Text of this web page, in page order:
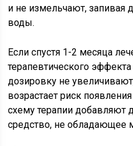
и не измельчают, запивая
воды.
Если спустя 1-2 месяца
терапевтического
дозировку не
возрастает риск
схему терапии добавляют
средство, не обладающее